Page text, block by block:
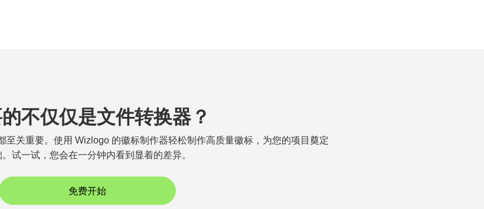
不仅仅是文件转换器？
至关重要。使用 Wizlogo 的徽标制作器轻松制作高质量徽标，为您的项目奠定
。试一试，您会在一分钟内看到显着的差异。
免费开始